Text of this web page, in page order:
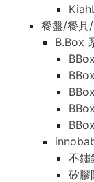
餐盤/餐具
B.Box
不鏽
矽膠